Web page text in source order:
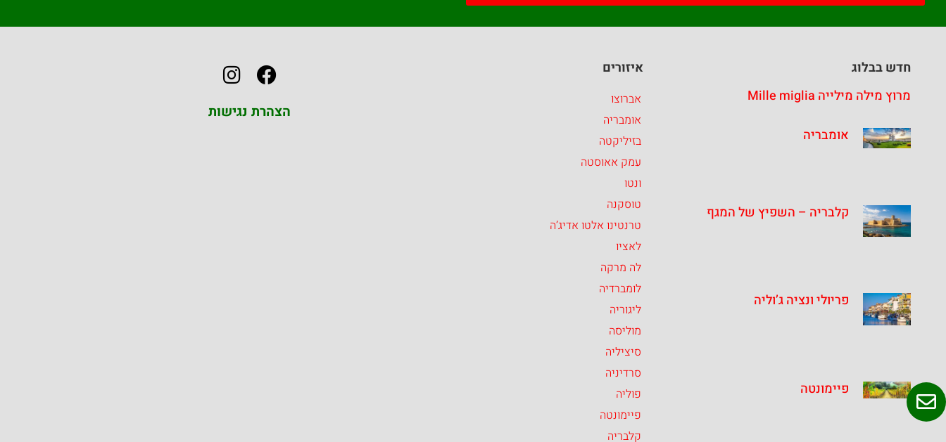
חדש בבלוג
מרוץ מילה מילייה Mille miglia
אומבריה
קלבריה – השפיץ של המגף
פריולי ונציה ג’וליה
פיימונטה
איזורים
אברוצו
אומבריה
בזיליקטה
עמק אאוסטה
ונטו
טוסקנה
טרנטינו אלטו אדיג’ה
לאציו
לה מרקה
לומברדיה
ליגוריה
מוליסה
סיציליה
סרדיניה
פוליה
פיימונטה
קלבריה
הצהרת נגישות